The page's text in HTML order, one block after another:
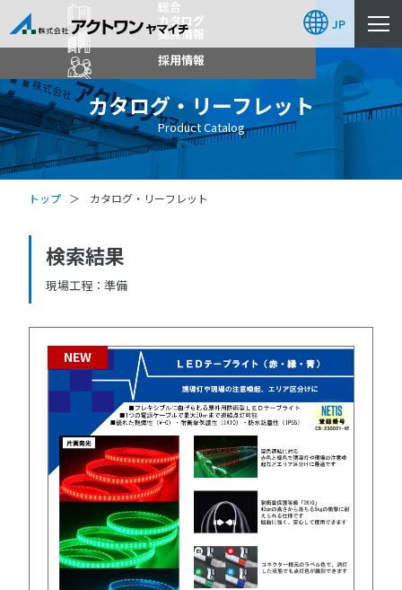
総合
カタログ
拠点情報
採用情報
JP
カタログ・リーフレット
Product Catalog
トップ カタログ・リーフレット
検索結果
現場工程 準備
NEW